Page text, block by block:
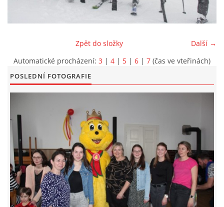
© 2026 eStránky.cz |Aktualizováno: 5. 6. 2026|Nahoru ↑
Další →
Zpět do složky
Automatické procházení: 3 | 4 | 5 | 6 | 7 (čas ve vteřinách)
POSLEDNÍ FOTOGRAFIE